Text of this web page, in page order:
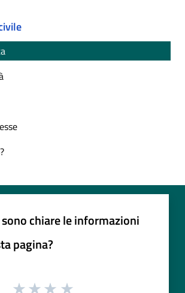
chiare le informazioni
pagina?